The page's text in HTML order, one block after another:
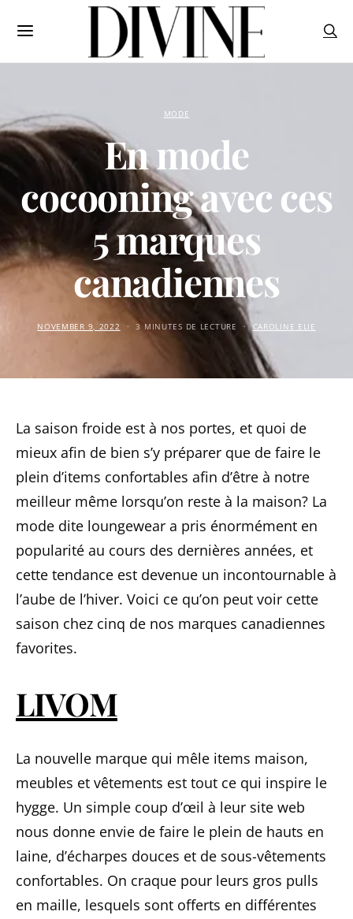
MODE
En mode
cocooning avec ces
5 marques
canadiennes
NOVEMBER 9, 2022 3 MINUTES DE LECTURE CAROLINE ELIE
La saison froide est à nos portes, et quoi de
mieux afin de bien s’y préparer que de faire le
plein d’items confortables afin d’être à notre
meilleur même lorsqu’on reste à la maison? La
mode dite loungewear a pris énormément en
popularité au cours des dernières années, et
cette tendance est devenue un incontournable à
l’aube de l’hiver. Voici ce qu’on peut voir cette
saison chez cinq de nos marques canadiennes
favorites.
LIVOM
La nouvelle marque qui mêle items maison,
meubles et vêtements est tout ce qui inspire le
hygge. Un simple coup d’œil à leur site web
nous donne envie de faire le plein de hauts en
laine, d’écharpes douces et de sous-vêtements
confortables. On craque pour leurs gros pulls
en maille, lesquels sont offerts en différentes